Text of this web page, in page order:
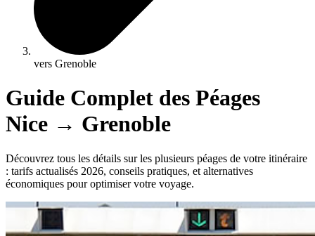
vers Grenoble
Guide Complet des Péages
Nice → Grenoble
Découvrez tous les détails sur les plusieurs péages de votre itinéraire
: tarifs actualisés 2026, conseils pratiques, et alternatives
économiques pour optimiser votre voyage.